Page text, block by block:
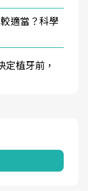
適當？科學
植牙前，